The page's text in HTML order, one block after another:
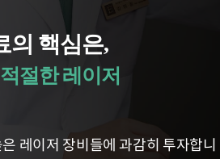
의 핵심은,
절한 레이저
레이저 장비들에 과감히 투자합니